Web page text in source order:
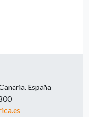
España